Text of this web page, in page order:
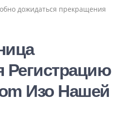
дожидаться прекращения
Регистрацию
Изо Нашей